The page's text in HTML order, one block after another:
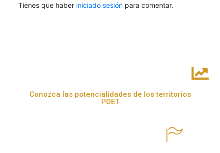
Tienes que haber iniciado sesión para comentar.
Conozca las potencialidades de los territorios
PDET